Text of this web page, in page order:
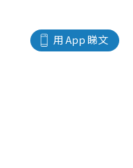
用 App 睇文